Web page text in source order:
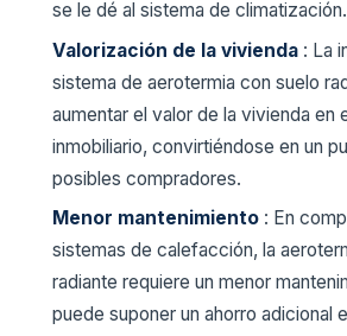
se le dé al sistema de climatización.
Valorización de la vivienda : La
sistema de aerotermia con suelo
aumentar el valor de la vivienda en
inmobiliario, convirtiéndose en un
posibles compradores.
Menor mantenimiento : En
sistemas de calefacción, la
radiante requiere un menor
puede suponer un ahorro adicional